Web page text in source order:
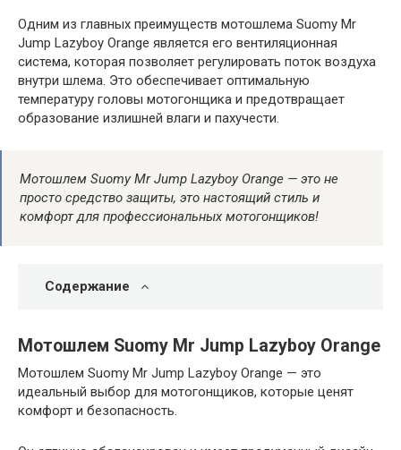
Одним из главных преимуществ мотошлема Suomy Mr
Jump Lazyboy Orange является его вентиляционная
система, которая позволяет регулировать поток воздуха
внутри шлема. Это обеспечивает оптимальную
температуру головы мотогонщика и предотвращает
образование излишней влаги и пахучести.
Мотошлем Suomy Mr Jump Lazyboy Orange — это не
просто средство защиты, это настоящий стиль и
комфорт для профессиональных мотогонщиков!
Содержание
Мотошлем Suomy Mr Jump Lazyboy Orange
Мотошлем Suomy Mr Jump Lazyboy Orange — это
идеальный выбор для мотогонщиков, которые ценят
комфорт и безопасность.